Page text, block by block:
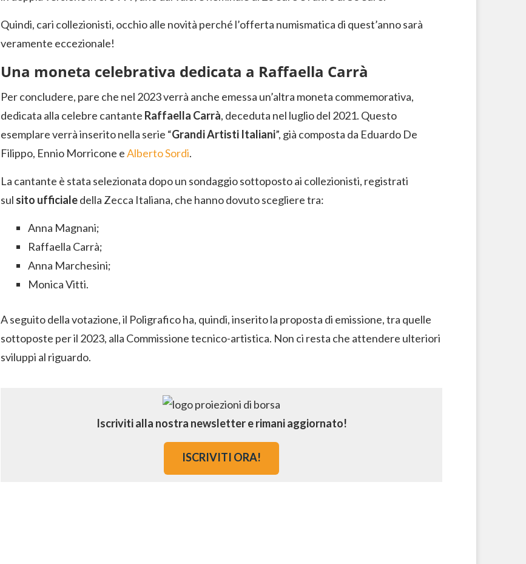
Quindi, cari collezionisti, occhio alle novità perché l’offerta numismatica di quest’anno sarà
veramente eccezionale!
Una moneta celebrativa dedicata a Raffaella Carrà
Per concludere, pare che nel 2023 verrà anche emessa un’altra moneta commemorativa,
dedicata alla celebre cantante Raffaella Carrà, deceduta nel luglio del 2021. Questo
esemplare verrà inserito nella serie “Grandi Artisti Italiani”, già composta da Eduardo De
Filippo, Ennio Morricone eAlberto Sordi.
La cantante è stata selezionata dopo un sondaggio sottoposto ai collezionisti, registrati
sul sito ufficialedella Zecca Italiana, che hanno dovuto scegliere tra:
Anna Magnani;
Raffaella Carrà;
Anna Marchesini;
Monica Vitti.
A seguito della votazione, il Poligrafico ha, quindi, inserito la proposta di emissione, tra quelle
sottoposte per il 2023, alla Commissione tecnico-artistica. Non ci resta che attendere ulteriori
sviluppi al riguardo.
Iscriviti alla nostra newsletter e rimani aggiornato!
ISCRIVITI ORA!